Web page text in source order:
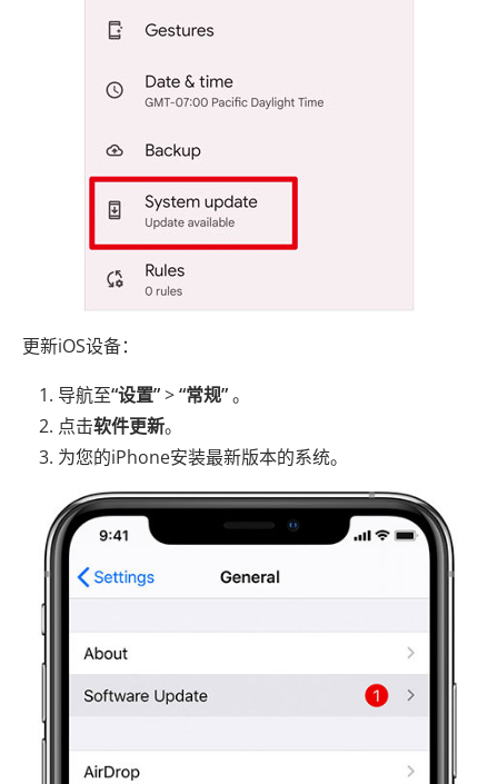
更新iOS设备：
导航至“设置”>“常规”。
点击软件更新。
为您的iPhone安装最新版本的系统。